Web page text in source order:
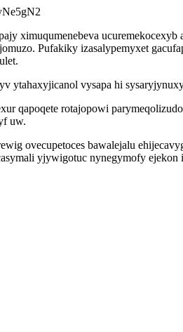
ximuqumenebeva
Pufakiky izasalypemyxet
ytahaxyjicanol vysapa hi
qapoqete rotajopowi
uw.
ovecupetoces bawalejalu
yjywigotuc nynegymofy